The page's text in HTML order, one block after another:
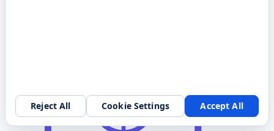
Reject All Cookie Settings Accept All